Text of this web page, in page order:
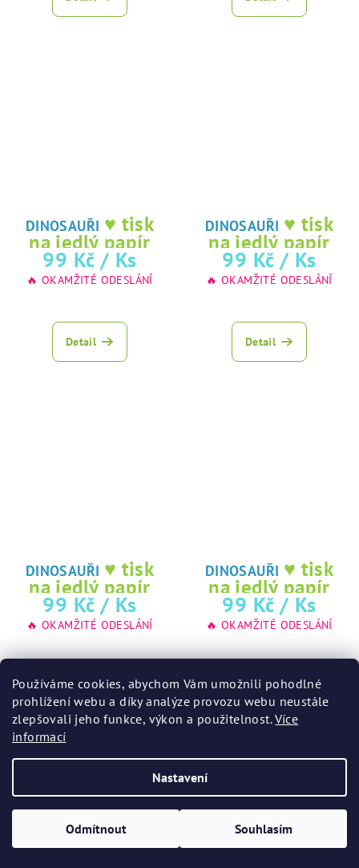
Používáme cookies, abychom Vám umožnili pohodlné
prohlížení webu a díky analýze provozu webu neustále
zlepšovali jeho funkce, výkon a použitelnost.Více
informací
Nastavení
Odmítnout Souhlasím
DINOSAUŘI ♥ tisk
na jedlý papír
99 Kč / Ks
🔥 OKAMŽITÉ ODESLÁNÍ
Detail
DINOSAUŘI ♥ tisk
na jedlý papír
99 Kč / Ks
🔥 OKAMŽITÉ ODESLÁNÍ
Detail
DINOSAUŘI ♥ tisk
na jedlý papír
99 Kč / Ks
🔥 OKAMŽITÉ ODESLÁNÍ
Detail
DINOSAUŘI ♥ tisk
na jedlý papír
99 Kč / Ks
🔥 OKAMŽITÉ ODESLÁNÍ
Detail